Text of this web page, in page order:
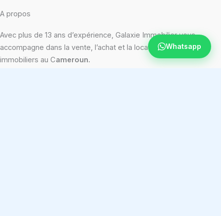
A propos
Avec plus de 13 ans d’expérience, Galaxie Immobilier vous
accompagne dans la vente, l’achat et la location de biens
immobiliers au Cameroun.
Whatsapp